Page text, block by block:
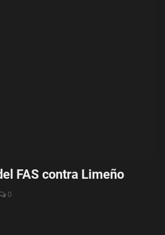
FAS contra Limeño
0